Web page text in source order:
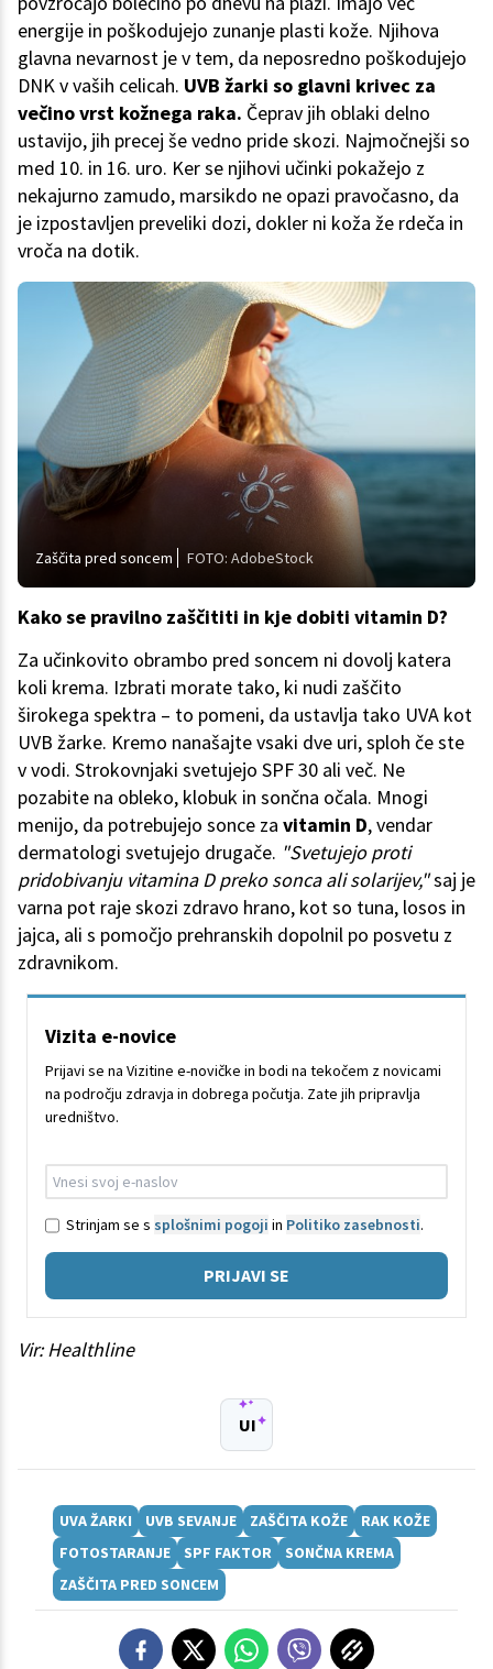
energije in poškodujejo zunanje plasti kože. Njihova
glavna nevarnost je v tem, da neposredno poškodujejo
DNK v vaših celicah. UVB žarki so glavni krivec za
večino vrst kožnega raka. Čeprav jih oblaki delno
ustavijo, jih precej še vedno pride skozi. Najmočnejši so
med 10. in 16. uro. Ker se njihovi učinki pokažejo z
nekajurno zamudo, marsikdo ne opazi pravočasno, da
je izpostavljen preveliki dozi, dokler ni koža že rdeča in
vroča na dotik.
Zaščita pred soncem FOTO: AdobeStock
Kako se pravilno zaščititi in kje dobiti vitamin D?
Za učinkovito obrambo pred soncem ni dovolj katera
koli krema. Izbrati morate tako, ki nudi zaščito
širokega spektra – to pomeni, da ustavlja tako UVA kot
UVB žarke. Kremo nanašajte vsaki dve uri, sploh če ste
v vodi. Strokovnjaki svetujejo SPF 30 ali več. Ne
pozabite na obleko, klobuk in sončna očala. Mnogi
menijo, da potrebujejo sonce za vitamin D, vendar
dermatologi svetujejo drugače. "Svetujejo proti
pridobivanju vitamina D preko sonca ali solarijev,"saj je
varna pot raje skozi zdravo hrano, kot so tuna, losos in
jajca, ali s pomočjo prehranskih dopolnil po posvetu z
zdravnikom.
Vizita e-novice
Prijavi se na Vizitine e-novičke in bodi na tekočem z novicami
na področju zdravja in dobrega počutja. Zate jih pripravlja
uredništvo.
Strinjam se s splošnimi pogoji in Politiko zasebnosti.
PRIJAVI SE
Vir: Healthline
UI
UVA ŽARKI UVB SEVANJE ZAŠČITA KOŽE
RAK KOŽE
FOTOSTARANJE
SPF FAKTOR
SONČNA KREMA
ZAŠČITA PRED SONCEM